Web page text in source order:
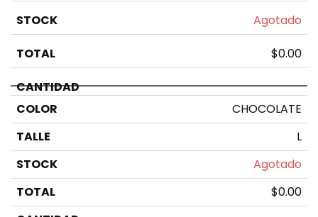
Agotado
$0.00
CHOCOLATE
L
Agotado
$0.00